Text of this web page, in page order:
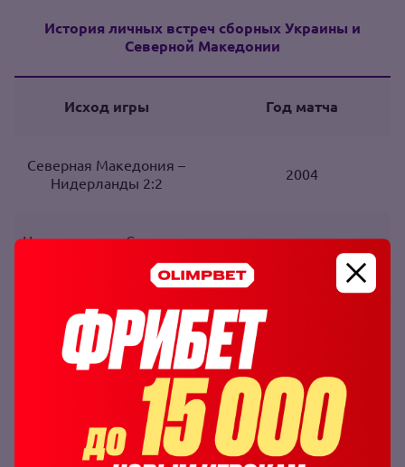
История личных встреч сборных Украины и
Северной Македонии
Исход игры Год матча
Северная Македония –
Нидерланды 2:2
2004
Нидерланды – Северная
Македония 0:0
Северная Македония -
Нидерланды1:2
– Северная
Македония 4:0
2009